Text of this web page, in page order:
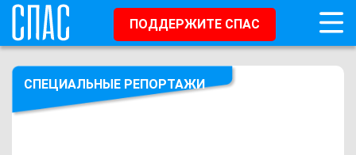
ПОДДЕРЖИТЕ СПАС
СПЕЦИАЛЬНЫЕ РЕПОРТАЖИ